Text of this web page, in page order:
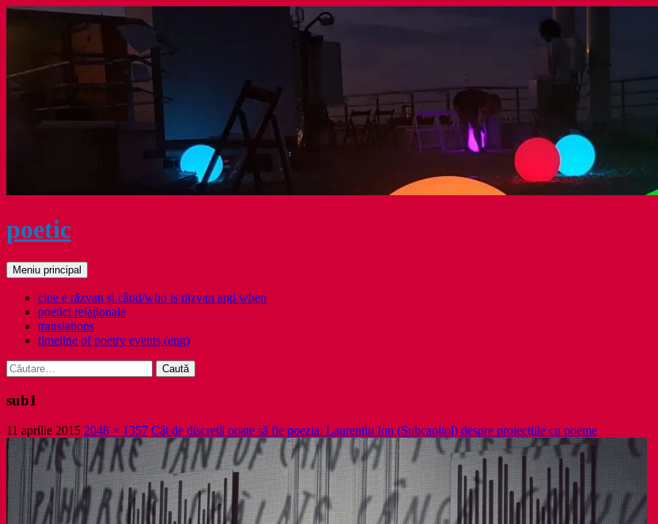
Sari
poetic
Caută
Meniu principal
cine e răzvan și când/who is răzvan and when
poetici relaţionale
translations
timeline of poetry events (eng)
Caută
după:
sub1
11 aprilie 2015 2048 × 1357 Cât de discretă poate să fie poezia: Laurențiu Ion (Subcapitol) despre proiecțiile cu poeme